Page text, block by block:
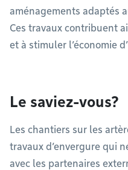
aménagements adaptés
Ces travaux contribuent
et à stimuler l’économie
Le saviez-vous?
Les chantiers sur les
travaux d’envergure qui
avec les partenaires